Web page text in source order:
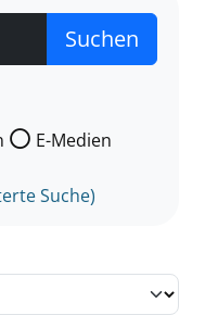
der Sie suchen wollen.
E-Medien
Suche)